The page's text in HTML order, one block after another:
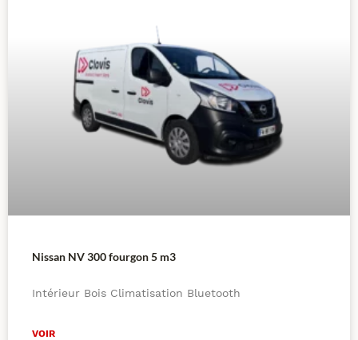
Nissan NV 300 fourgon 5 m3
Intérieur Bois Climatisation Bluetooth
VOIR